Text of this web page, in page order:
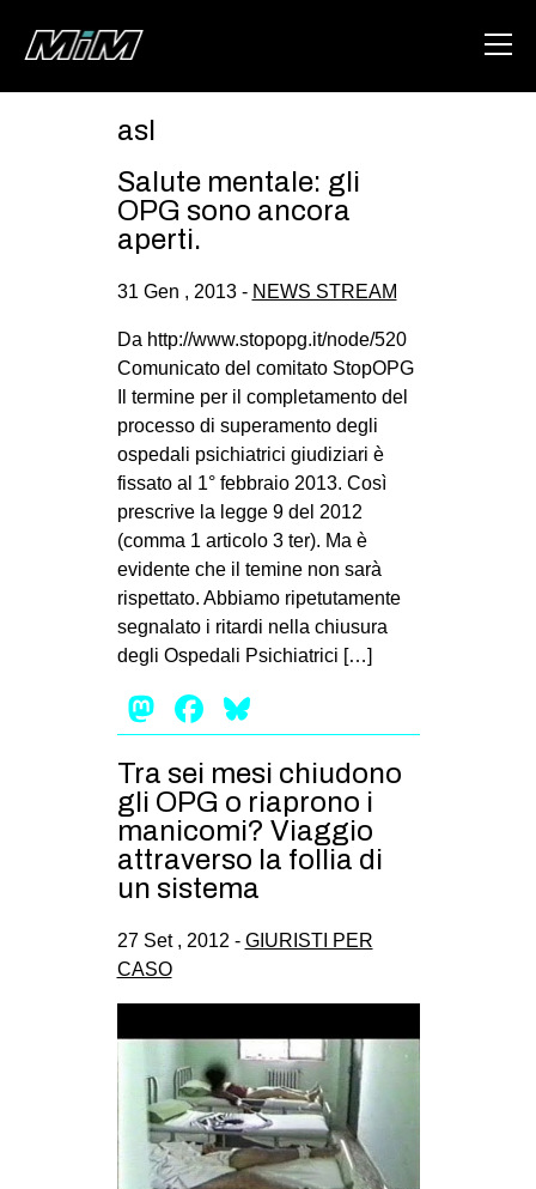
ABOUT
DEGENERAZIONE
GAZA FREESTYLE
CSOA LAMBRETTA
MSM
STUDENTI TSUNAMI
ZAM
MILANO
MOBILITAZIONI
SPAZI
MOVIMENTI
AMBIENTE
ANTIFASCISMO
DIRITTO ALL’ABITARE
GENERI
REPRESSIONE
STUDENTI
CULTURE
ARTE
CINEMA
asl
Salute mentale: gli
OPG sono ancora
aperti.
31 Gen , 2013 - NEWS STREAM
Da http://www.stopopg.it/node/520
Comunicato del comitato StopOPG
Il termine per il completamento del
processo di superamento degli
ospedali psichiatrici giudiziari è
fissato al 1° febbraio 2013. Così
prescrive la legge 9 del 2012
(comma 1 articolo 3 ter). Ma è
evidente che il temine non sarà
rispettato. Abbiamo ripetutamente
segnalato i ritardi nella chiusura
degli Ospedali Psichiatrici […]
Mastodon
Facebook
Tra sei mesi chiudono
gli OPG o riaprono i
manicomi? Viaggio
attraverso la follia di
un sistema
27 Set , 2012 - GIURISTI PER
CASO